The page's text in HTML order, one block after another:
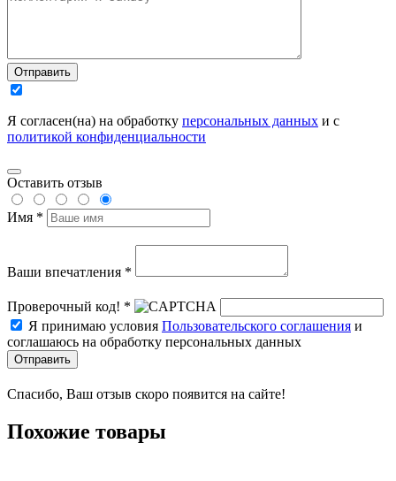
Отправить
Я согласен(на) на обработку персональных данных и с
политикой конфиденциальности
Оставить отзыв
Имя *
Ваши впечатления *
Проверочный код! *
Я принимаю условия Пользовательского соглашения и
соглашаюсь на обработку персональных данных
Отправить
Спасибо, Ваш отзыв скоро появится на сайте!
Похожие товары